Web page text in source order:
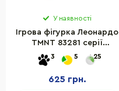
У наявності
Ігрова фігурка Леонардо
TMNT 83281 серії
"Черепашки-Ніндзя MOVIE
III"
3 5 25
625 грн.